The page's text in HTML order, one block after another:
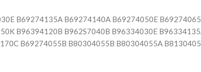
B69274135A B69274140A B69274050E
B96394120B B962S7040B B96334030E
B69274055B B80304055B B80304055A